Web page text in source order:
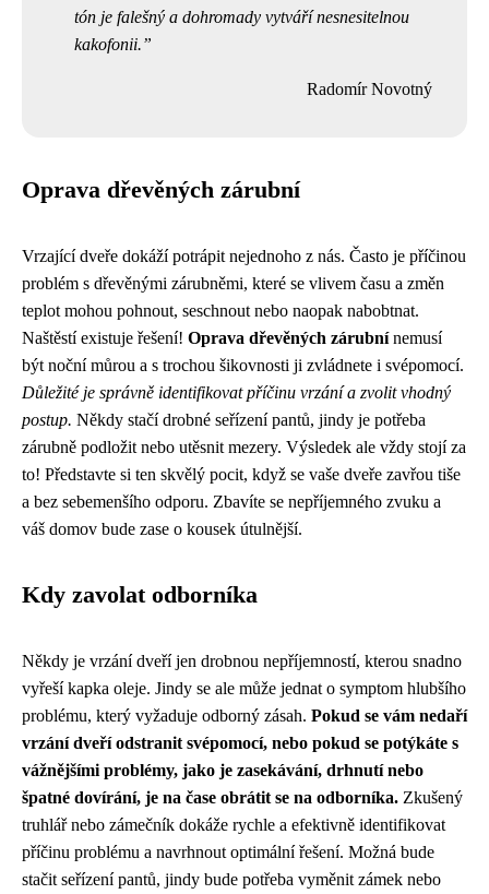
tón je falešný a dohromady vytváří nesnesitelnou
kakofonii.
Radomír Novotný
Oprava dřevěných zárubní
Vrzající dveře dokáží potrápit nejednoho z nás. Často je příčinou
problém s dřevěnými zárubněmi, které se vlivem času a změn
teplot mohou pohnout, seschnout nebo naopak nabobtnat.
Naštěstí existuje řešení! Oprava dřevěných zárubnínemusí
být noční můrou a s trochou šikovnosti ji zvládnete i svépomocí.
Důležité je správně identifikovat příčinu vrzání a zvolit vhodný
postup. Někdy stačí drobné seřízení pantů, jindy je potřeba
zárubně podložit nebo utěsnit mezery. Výsledek ale vždy stojí za
to! Představte si ten skvělý pocit, když se vaše dveře zavřou tiše
a bez sebemenšího odporu. Zbavíte se nepříjemného zvuku a
váš domov bude zase o kousek útulnější.
Kdy zavolat odborníka
Někdy je vrzání dveří jen drobnou nepříjemností, kterou snadno
vyřeší kapka oleje. Jindy se ale může jednat o symptom hlubšího
problému, který vyžaduje odborný zásah. Pokud se vám nedaří
vrzání dveří odstranit svépomocí, nebo pokud se potýkáte s
vážnějšími problémy, jako je zasekávání, drhnutí nebo
špatné dovírání, je na čase obrátit se na odborníka. Zkušený
truhlář nebo zámečník dokáže rychle a efektivně identifikovat
příčinu problému a navrhnout optimální řešení. Možná bude
stačit seřízení pantů, jindy bude potřeba vyměnit zámek nebo